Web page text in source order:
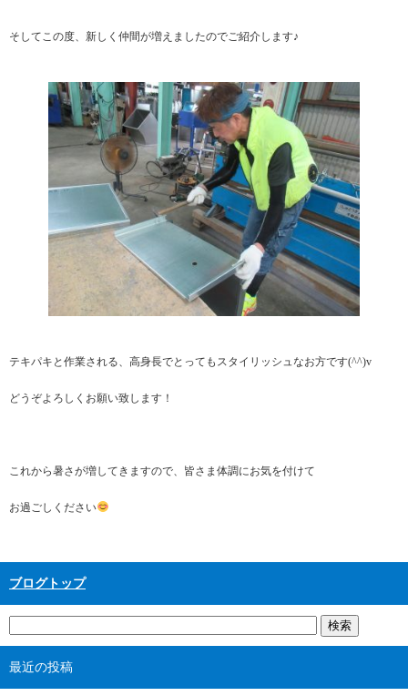
そしてこの度、新しく仲間が増えましたのでご紹介します♪
テキパキと作業される、高身長でとってもスタイリッシュなお方です(^^)v
どうぞよろしくお願い致します！
これから暑さが増してきますので、皆さま体調にお気を付けて
お過ごしください
ブログトップ
最近の投稿